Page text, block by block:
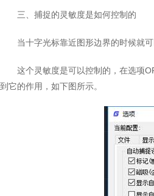
三、捕捉的灵敏度是如何控制的
当十字光标靠近图形边界的时候就
这个灵敏度是可以控制的，在选项
到它的作用，如下图所示。